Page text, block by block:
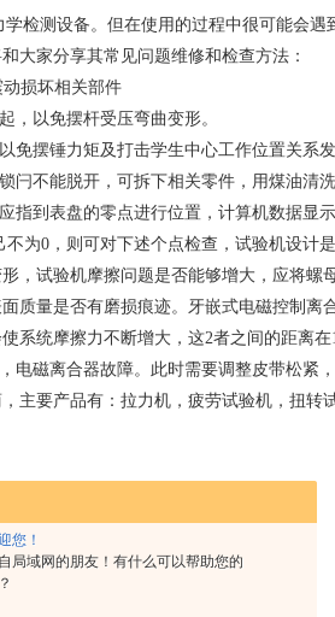
您！
局域网的朋友！有什么可以帮助您的
学检测设备。但在使用的过程中很可能会
大家分享其常见问题维修和检查方法：
损坏相关部件
，以免摆杆受压弯曲变形。
免摆锤力矩及打击学生中心工作位置关系发
闩不能脱开，可拆下相关零件，用煤油清
指到表盘的零点进行位置，计算机数据显
不为0，则可对下述个点检查，试验机设计
，试验机摩擦问题是否能够增大，应将
质量是否有磨损痕迹。牙嵌式电磁控制
系统摩擦力不断增大，这2者之间的距离在
电磁离合器故障。此时需要调整皮带松紧
主要产品有：拉力机，疲劳试验机，扭转
题